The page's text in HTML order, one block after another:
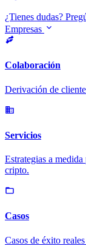
¿Tienes dudas?
Empresas
Colaboración
Derivación de
Servicios
Estrategias a
cripto.
Casos
Casos de éxito